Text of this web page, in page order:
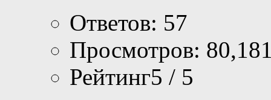
Ответов: 57
Просмотров:
Рейтинг5 / 5